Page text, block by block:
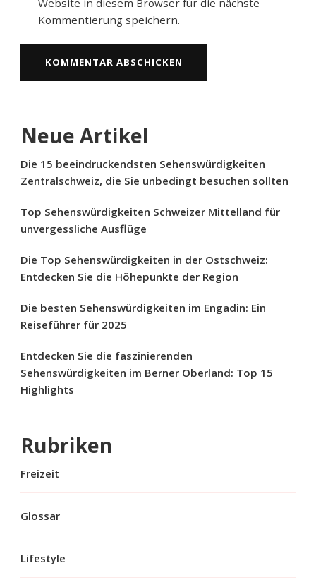
Website in diesem Browser für die nächste
Kommentierung speichern.
Neue Artikel
Die 15 beeindruckendsten Sehenswürdigkeiten
Zentralschweiz, die Sie unbedingt besuchen sollten
Top Sehenswürdigkeiten Schweizer Mittelland für
unvergessliche Ausflüge
Die Top Sehenswürdigkeiten in der Ostschweiz:
Entdecken Sie die Höhepunkte der Region
Die besten Sehenswürdigkeiten im Engadin: Ein
Reiseführer für 2025
Entdecken Sie die faszinierenden
Sehenswürdigkeiten im Berner Oberland: Top 15
Highlights
Rubriken
Freizeit
Glossar
Lifestyle